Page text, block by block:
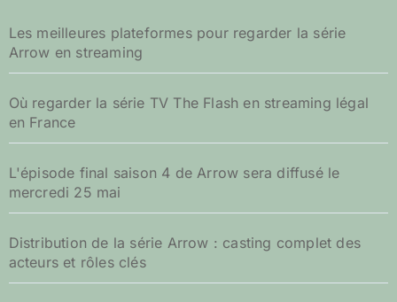
e
r
Les meilleures plateformes pour regarder la série
Arrow en streaming
Où regarder la série TV The Flash en streaming légal
en France
L'épisode final saison 4 de Arrow sera diffusé le
mercredi 25 mai
Distribution de la série Arrow : casting complet des
acteurs et rôles clés